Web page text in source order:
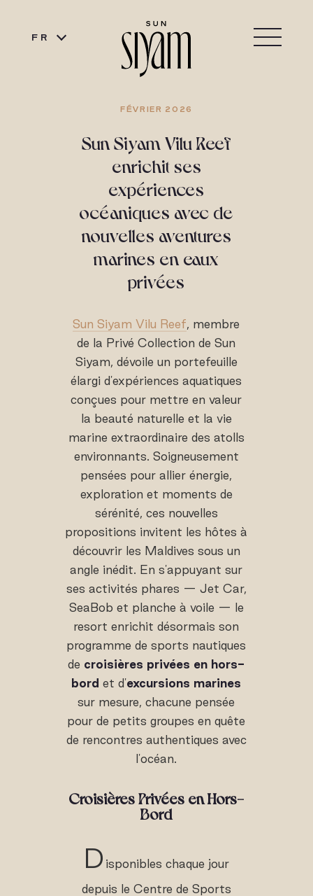
FR
FÉVRIER 2026
Sun Siyam Vilu Reef
enrichit ses
expériences
océaniques avec de
nouvelles aventures
marines en eaux
privées
Sun Siyam Vilu Reef, membre
de la Privé Collection de Sun
Siyam, dévoile un portefeuille
élargi d'expériences aquatiques
conçues pour mettre en valeur
la beauté naturelle et la vie
marine extraordinaire des atolls
environnants. Soigneusement
pensées pour allier énergie,
exploration et moments de
sérénité, ces nouvelles
propositions invitent les hôtes à
découvrir les Maldives sous un
angle inédit. En s'appuyant sur
ses activités phares — Jet Car,
SeaBob et planche à voile — le
resort enrichit désormais son
programme de sports nautiques
de croisières privées en hors-
bord et d'excursions marines
sur mesure, chacune pensée
pour de petits groupes en quête
de rencontres authentiques avec
l'océan.
Croisières Privées en Hors-
Bord
D isponibles chaque jour
depuis le Centre de Sports